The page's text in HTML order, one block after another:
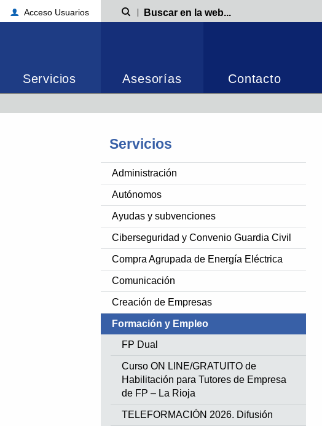
Acceso Usuarios Búsqueda
Servicios Asesorías Contacto
Servicios
Administración
Autónomos
Ayudas y subvenciones
Ciberseguridad y Convenio Guardia Civil
Compra Agrupada de Energía Eléctrica
Comunicación
Creación de Empresas
Formación y Empleo
FP Dual
Curso ON LINE/GRATUITO de
Habilitación para Tutores de Empresa
de FP – La Rioja
TELEFORMACIÓN 2026. Difusión